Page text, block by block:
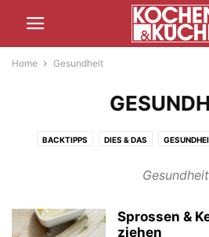
Home Gesundheit
BACKTIPPS DIES & DAS
Gesundheit
Sprossen &
ziehen